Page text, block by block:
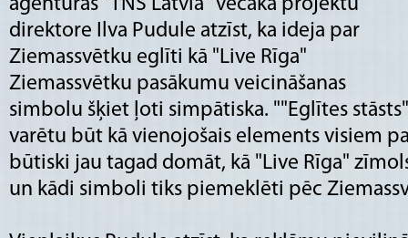
direktore Ilva Pudule atzīst, ka ideja par
Ziemassvētku eglīti kā "Live Rīga"
Ziemassvētku pasākumu veicināšanas
simbolu šķiet ļoti simpātiska. ""Eglītes stāsts"
varētu būt kā vienojošais elements visiem
būtiski jau tagad domāt, kā "Live Rīga"
un kādi simboli tiks piemeklēti pēc